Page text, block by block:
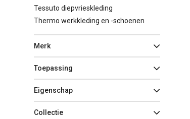
Tessuto diepvrieskleding
Thermo werkkleding en -schoenen
Merk
Toepassing
Eigenschap
Collectie